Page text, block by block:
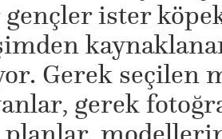
ister
Gerek seçilen
gerek